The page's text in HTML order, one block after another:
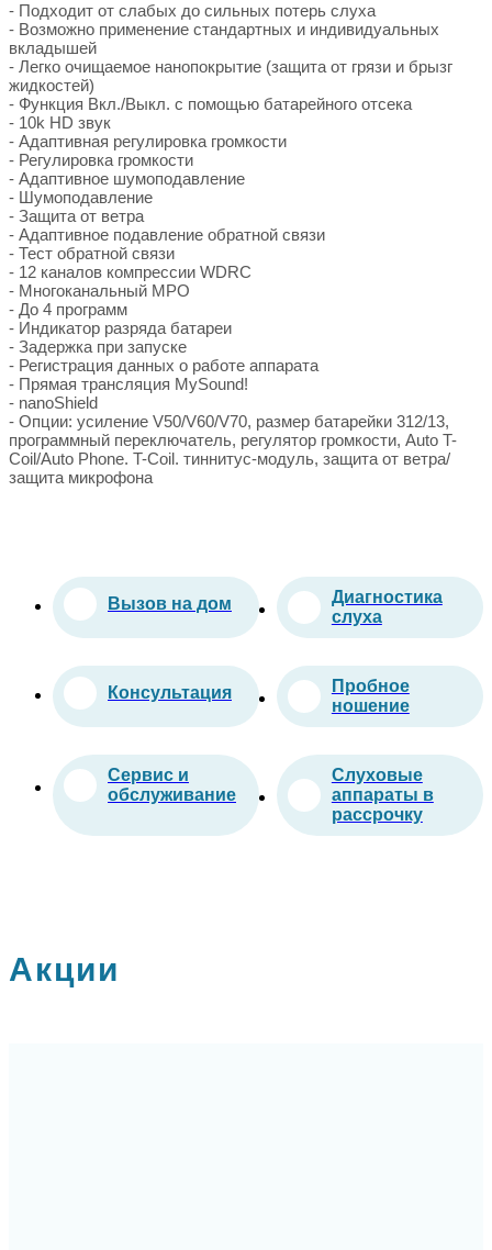
- Подходит от слабых до сильных потерь слуха
- Возможно применение стандартных и индивидуальных
вкладышей
- Легко очищаемое нанопокрытие (защита от грязи и брызг
жидкостей)
- Функция Вкл./Выкл. с помощью батарейного отсека
- 10k HD звук
- Адаптивная регулировка громкости
- Регулировка громкости
- Адаптивное шумоподавление
- Шумоподавление
- Защита от ветра
- Адаптивное подавление обратной связи
- Тест обратной связи
- 12 каналов компрессии WDRC
- Многоканальный МРО
- До 4 программ
- Индикатор разряда батареи
- Задержка при запуске
- Регистрация данных о работе аппарата
- Прямая трансляция MySound!
- nanoShield
- Опции: усиление V50/V60/V70, размер батарейки 312/13,
программный переключатель, регулятор громкости, Auto T-
Coil/Auto Phone. T-Coil. тиннитус-модуль, защита от ветра/
защита микрофона
Вызов на дом
Диагностика
слуха
Консультация
Пробное
ношение
Сервис и
обслуживание
Слуховые
аппараты в
рассрочку
Акции